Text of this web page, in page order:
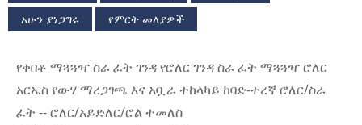
አሁን ያነጋግሩ
የምርት መለያዎች
የቀበቶ ማጓጓዣ ስራ ፈት ገንዳ የሮለር ገንዳ ስራ ፈት ማጓጓዣ ሮለር
አርኤስ የውሃ ማረጋገጫ እና አቧራ ተከላካይ ከባድ-ተረኛ ሮለር/ስራ
ፈት -- ሮለር/አይድለር/ሮል ተመለስ